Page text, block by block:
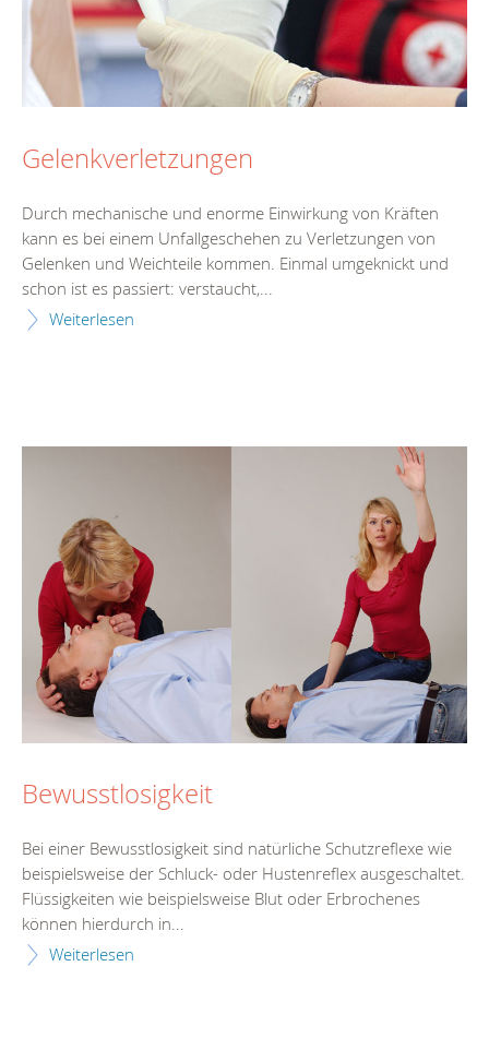
Gelenkverletzungen
Durch mechanische und enorme Einwirkung von Kräften
kann es bei einem Unfallgeschehen zu Verletzungen von
Gelenken und Weichteile kommen. Einmal umgeknickt und
schon ist es passiert: verstaucht,...
Weiterlesen
Bewusstlosigkeit
Bei einer Bewusstlosigkeit sind natürliche Schutzreflexe wie
beispielsweise der Schluck- oder Hustenreflex ausgeschaltet.
Flüssigkeiten wie beispielsweise Blut oder Erbrochenes
können hierdurch in...
Weiterlesen